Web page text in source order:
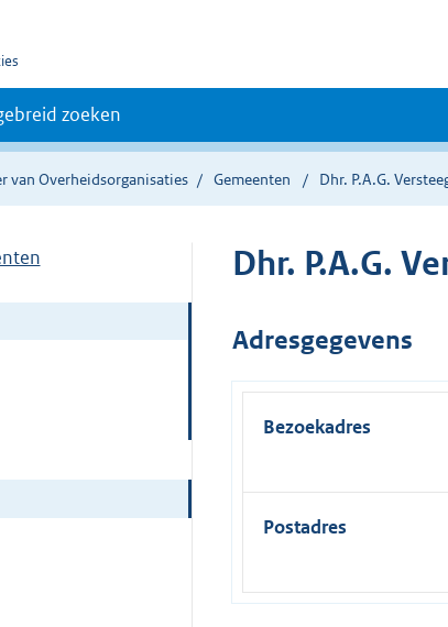
zoeken
van Overheidsorganisaties Gemeenten Dhr. P.A.G.
Dhr. P.A.G.
Adresgegevens
Bezoekadres
Postadres